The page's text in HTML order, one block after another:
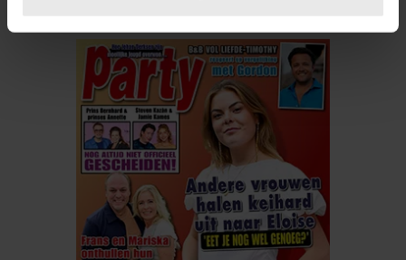
intrekken in de Cookieverklaring.
We gebruiken cookies om content en advertenties te
personaliseren, om functies voor social media te bieden
en om ons websiteverkeer te analyseren. Ook delen we
informatie over uw gebruik van onze site met onze
partners voor social media, adverteren en analyse. Deze
partners kunnen deze gegevens combineren met andere
informatie die u aan ze heeft verstrekt of die ze hebben
verzameld op basis van uw gebruik van hun services. U
gaat akkoord met onze cookies als u onze website blijft